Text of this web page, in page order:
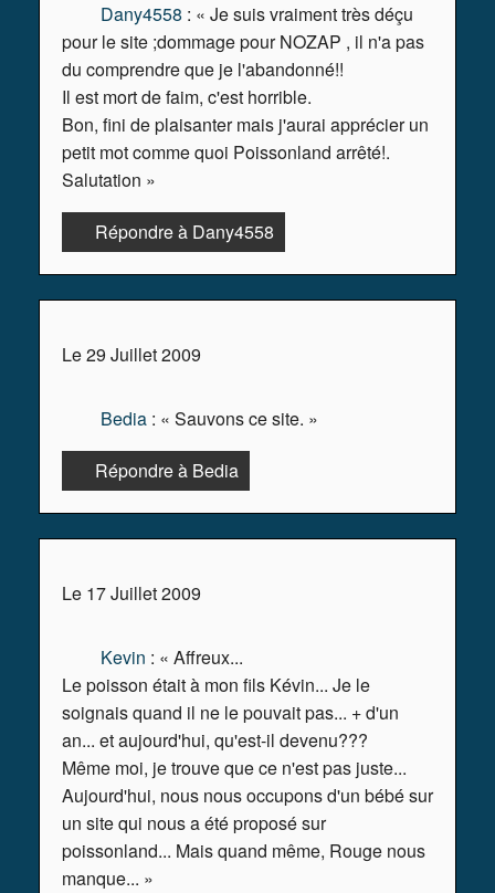
Dany4558 : « Je suis vraiment très déçu
pour le site ;dommage pour NOZAP , il n'a pas
du comprendre que je l'abandonné!!
Il est mort de faim, c'est horrible.
Bon, fini de plaisanter mais j'aurai apprécier un
petit mot comme quoi Poissonland arrêté!.
Salutation »
Répondre à Dany4558
Le 29 Juillet 2009
Bedia : « Sauvons ce site. »
Répondre à Bedia
Le 17 Juillet 2009
Kevin : « Affreux...
Le poisson était à mon fils Kévin... Je le
soignais quand il ne le pouvait pas... + d'un
an... et aujourd'hui, qu'est-il devenu???
Même moi, je trouve que ce n'est pas juste...
Aujourd'hui, nous nous occupons d'un bébé sur
un site qui nous a été proposé sur
poissonland... Mais quand même, Rouge nous
manque... »